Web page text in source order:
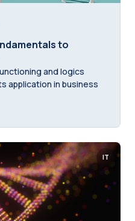
to
and logics
application in business
IT